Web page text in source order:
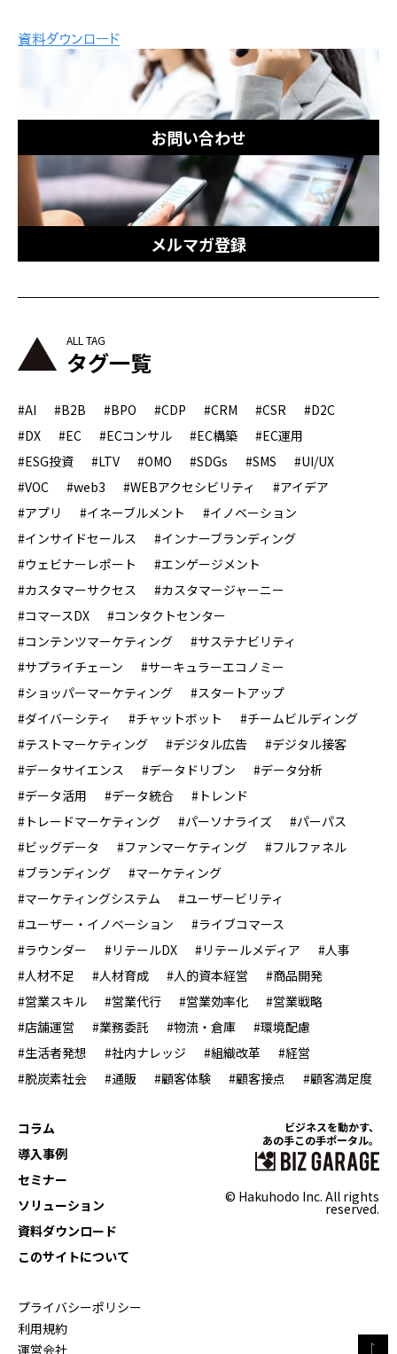
お問い合わせ
メルマガ登録
タグ一覧
#AI #B2B #BPO #CDP #CRM #CSR
#D2C
#DX
#EC #ECコンサル #EC構築
#EC運用
#ESG投資
#LTV #OMO #SDGs #SMS
#UI/UX
#VOC
#web3 #WEBアクセシビリティ
#アイデア
#アプリ
#イネーブルメント
#イノベーション
#インサイドセールス
#インナーブランディング
#ウェビナーレポート
#エンゲージメント
#カスタマーサクセス
#カスタマージャーニー
#コマースDX
#コンタクトセンター
#コンテンツマーケティング
#サステナビリティ
#サプライチェーン
#サーキュラーエコノミー
#ショッパーマーケティング
#スタートアップ
#ダイバーシティ
#チャットボット
#チームビルディング
#テストマーケティング
#デジタル広告
#デジタル接客
#データサイエンス
#データドリブン
#データ分析
#データ活用
#データ統合
#トレンド
#トレードマーケティング
#パーソナライズ
#パーパス
#ビッグデータ
#ファンマーケティング
#フルファネル
#ブランディング
#マーケティング
#マーケティングシステム
#ユーザービリティ
#ユーザー・イノベーション
#ライブコマース
#ラウンダー
#リテールDX #リテールメディア
#人事
#人材不足
#人材育成 #人的資本経営
#商品開発
#営業スキル
#営業代行 #営業効率化
#営業戦略
#店舗運営
#業務委託 #物流・倉庫
#環境配慮
#生活者発想
#社内ナレッジ #組織改革
#経営
#脱炭素社会
#通販 #顧客体験 #顧客接点 #顧客満足度
ビジネスを動かす、
あの手この手ポータル。
© Hakuhodo Inc. All rights
reserved.
コラム
導入事例
セミナー
ソリューション
資料ダウンロード
このサイトについて
プライバシーポリシー
利用規約
運営会社